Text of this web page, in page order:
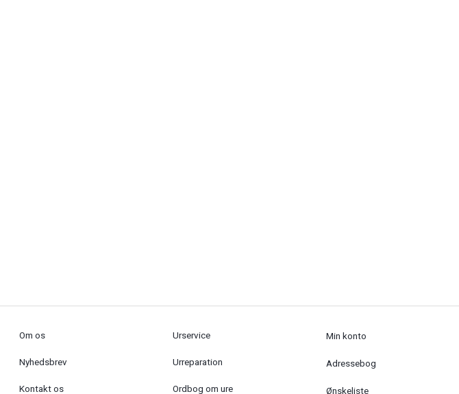
Om os
Nyhedsbrev
Kontakt os
Urservice
Urreparation
Ordbog om ure
Min konto
Adressebog
Ønskeliste